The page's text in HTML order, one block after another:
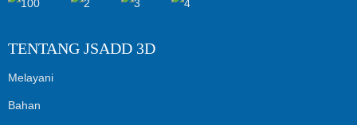
TENTANG JSADD 3D
Melayani
Bahan